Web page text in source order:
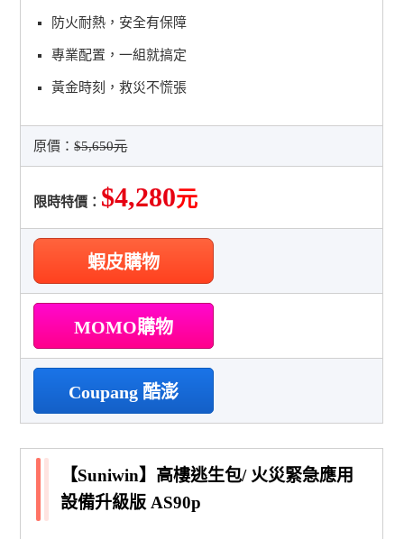
防火耐熱，安全有保障
專業配置，一組就搞定
黃金時刻，救災不慌張
原價：$5,650元
限時特價： $4,280元
蝦皮購物
MOMO購物
Coupang 酷澎
【Suniwin】高樓逃生包/ 火災緊急應用
設備升級版 AS90p